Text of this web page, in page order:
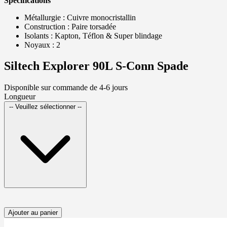
Métallurgie : Cuivre monocristallin
Construction : Paire torsadée
Isolants : Kapton, Téflon & Super blindage
Noyaux : 2
Siltech Explorer 90L S-Conn Spade
Disponible sur commande de 4-6 jours
Longueur
-- Veuillez sélectionner --
Ajouter au panier